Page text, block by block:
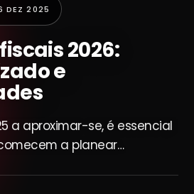
DEZ 2025
2026:
e
a aproximar-se, é essencial
a planear…